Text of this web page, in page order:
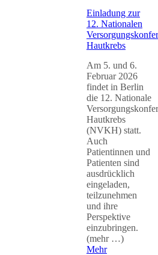
Einladung zur
12. Nationalen
Hautkrebs
Am 5. und 6.
Februar 2026
findet in Berlin
die 12. Nationale
Hautkrebs
(NVKH) statt.
Auch
Patientinnen und
Patienten sind
ausdrücklich
eingeladen,
teilzunehmen
und ihre
Perspektive
einzubringen.
(mehr …)
Mehr